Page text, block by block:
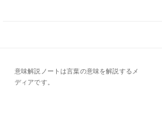
意味解説ノートは言葉の意味を解説するメ
ディアです。